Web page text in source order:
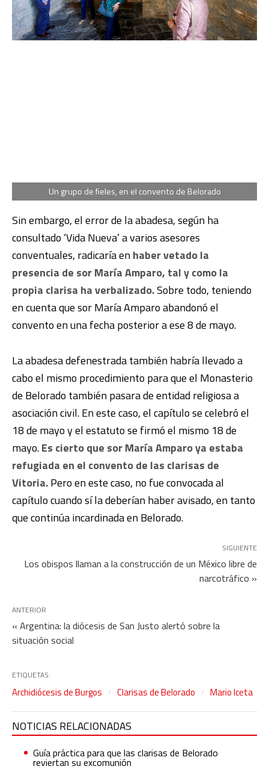
Un grupo de fieles, en el convento de Belorado
Sin embargo, el error de la abadesa, según ha
consultado ‘Vida Nueva’ a varios asesores
conventuales, radicaría enhaber vetado la
presencia de sor María Amparo, tal y como la
propia clarisa ha verbalizado.Sobre todo, teniendo
en cuenta que sor María Amparo abandonó el
convento en una fecha posterior a ese 8 de mayo.
La abadesa defenestrada también habría llevado a
cabo el mismo procedimiento para que el Monasterio
de Belorado también pasara de entidad religiosa a
asociación civil. En este caso, el capítulo se celebró el
18 de mayo y el estatuto se firmó el mismo 18 de
mayo.Es cierto que sor María Amparo ya estaba
refugiada en el convento de las clarisas de
Vitoria.Pero en este caso, no fue convocada al
capítulo cuando sí la deberían haber avisado, en tanto
que continúa incardinada en Belorado.
SIGUIENTE
Los obispos llaman a la construcción de un México libre de
narcotráfico »
ANTERIOR
« Argentina: la diócesis de San Justo alertó sobre la
situación social
ETIQUETAS:
Archidiócesis de Burgos Clarisas de Belorado Mario Iceta
NOTICIAS RELACIONADAS
Guía práctica para que las clarisas de Belorado
reviertan su excomunión